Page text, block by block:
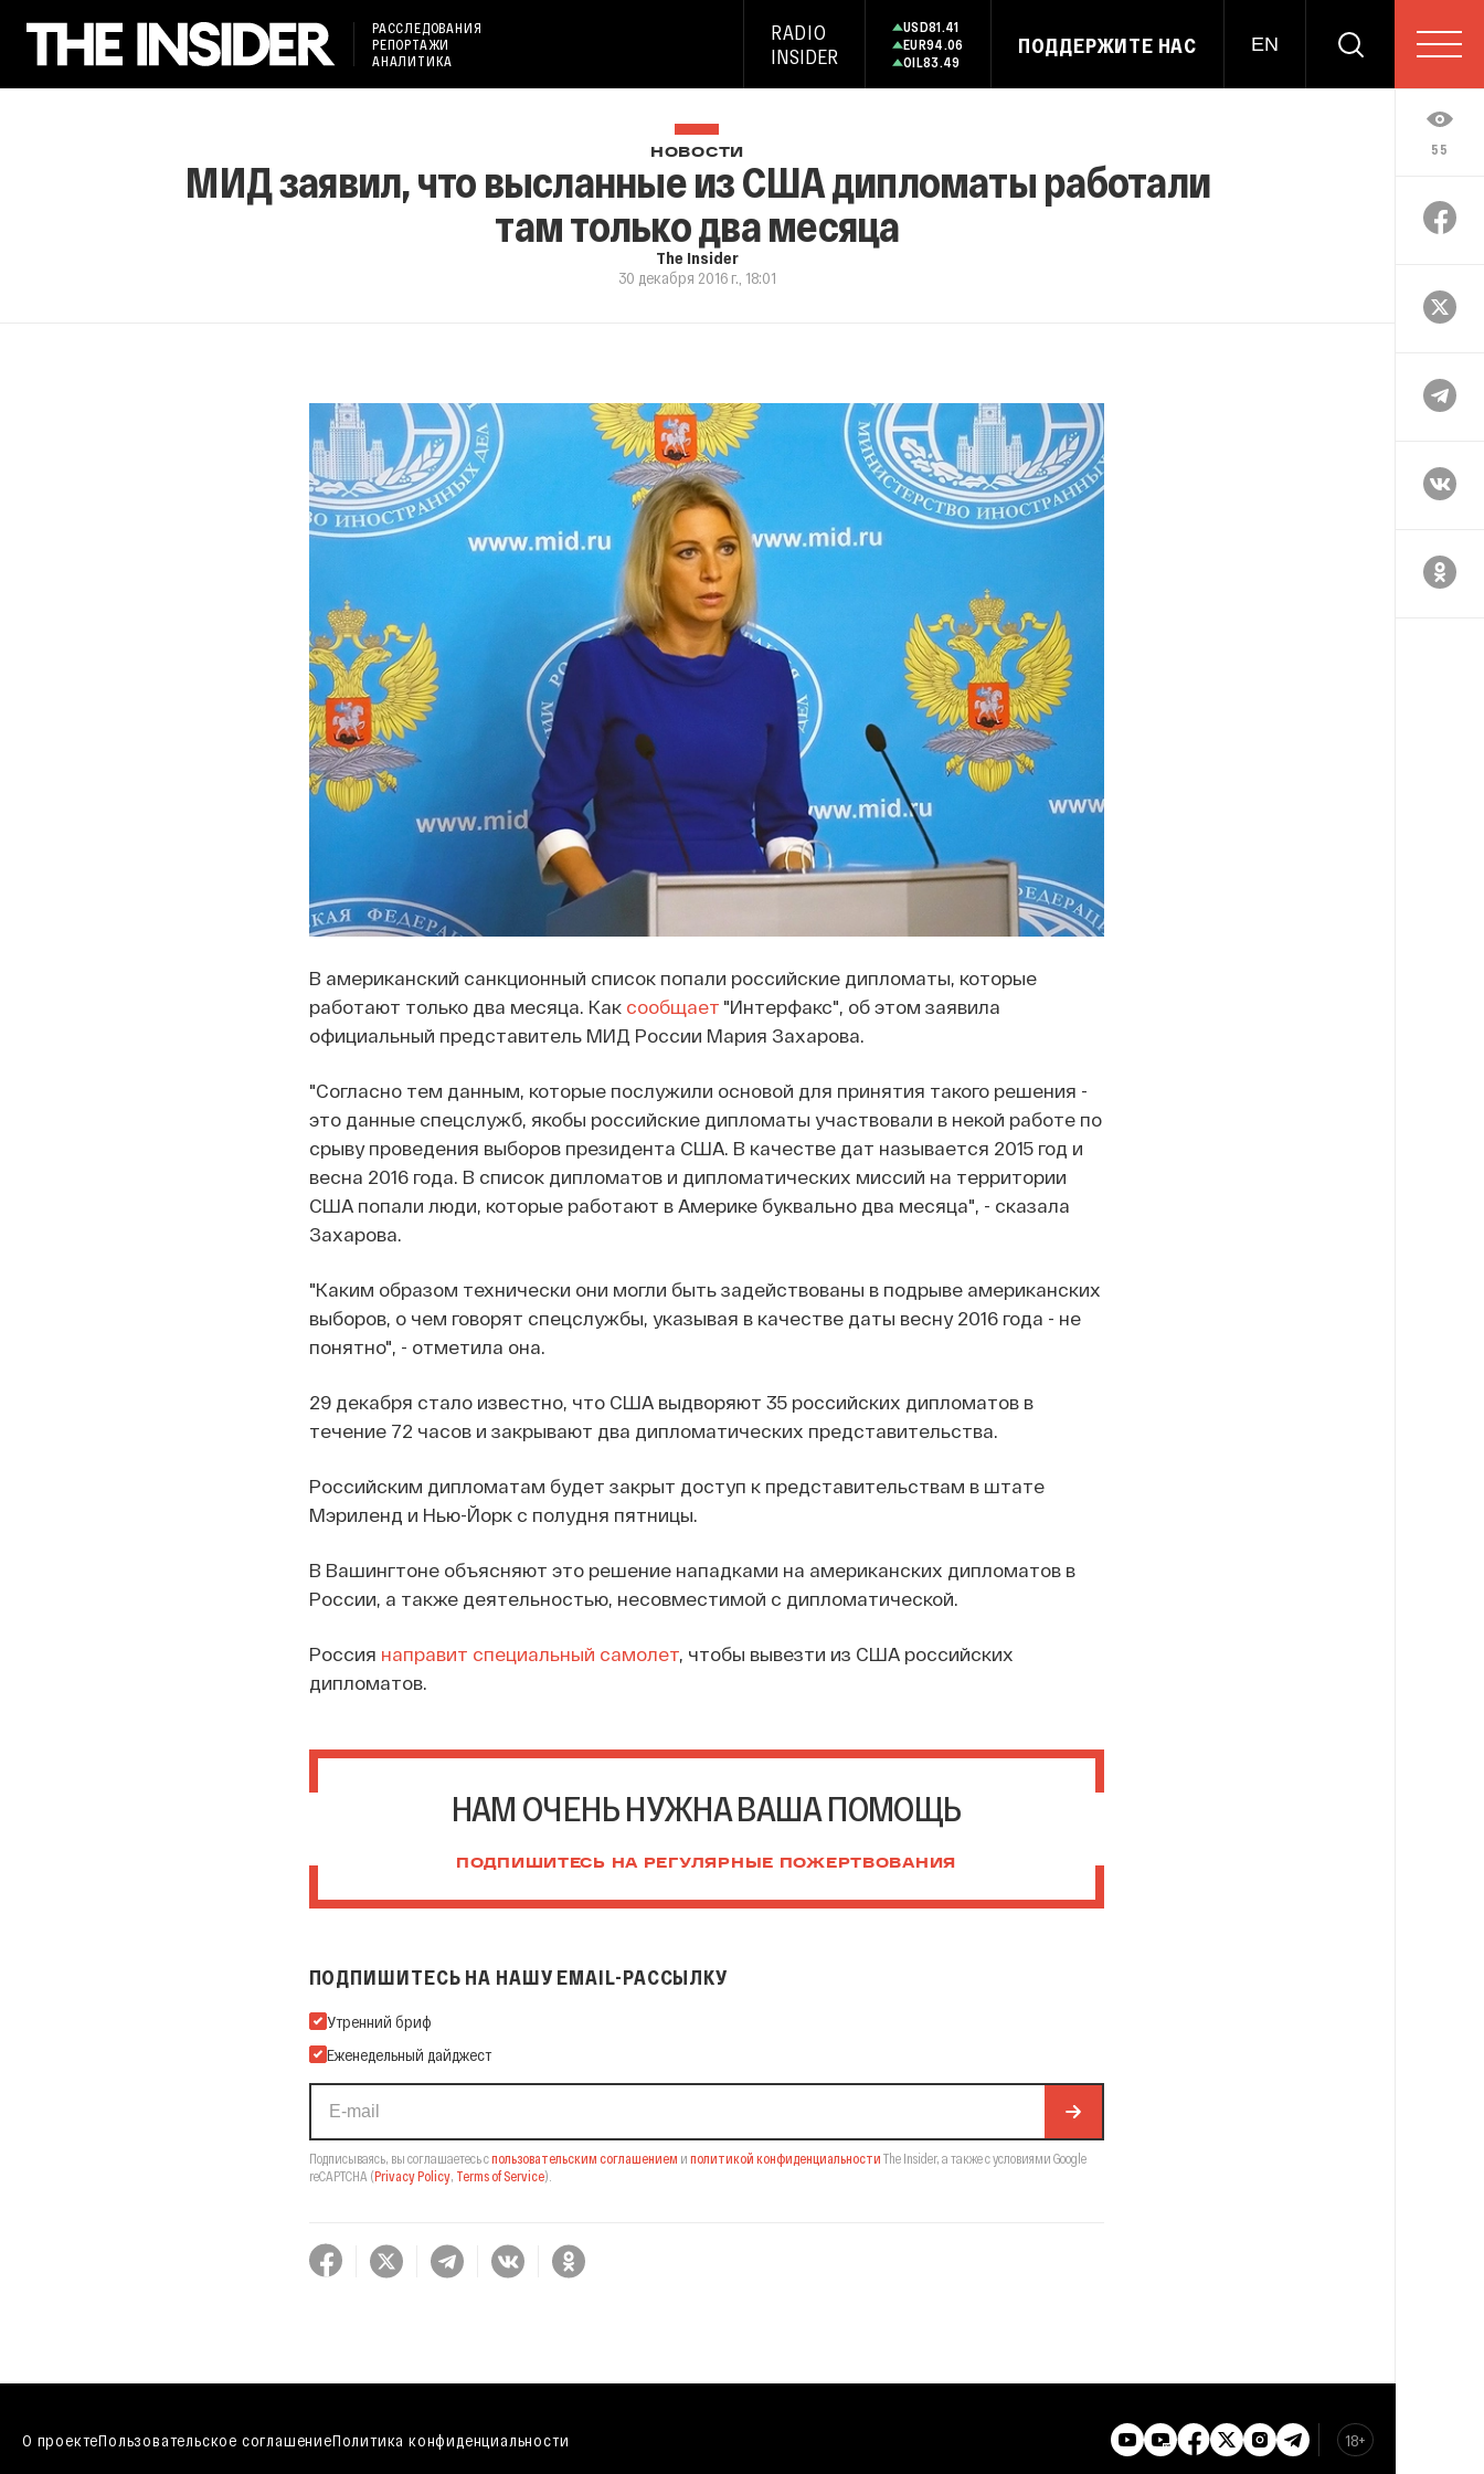
РАССЛЕДОВАНИЯ
РЕПОРТАЖИ
АНАЛИТИКА
RADIO
INSIDER
USD81.41
EUR94.06
OIL83.49
ПОДДЕРЖИТЕ НАС EN
55
НОВОСТИ
МИД заявил, что высланные из США дипломаты работали
там только два месяца
The Insider
30 декабря 2016 г., 18:01
В американский санкционный список попали российские дипломаты, которые
работают только два месяца. Как сообщает "Интерфакс", об этом заявила
официальный представитель МИД России Мария Захарова.
"Согласно тем данным, которые послужили основой для принятия такого решения -
это данные спецслужб, якобы российские дипломаты участвовали в некой работе по
срыву проведения выборов президента США. В качестве дат называется 2015 год и
весна 2016 года. В список дипломатов и дипломатических миссий на территории
США попали люди, которые работают в Америке буквально два месяца", - сказала
Захарова.
"Каким образом технически они могли быть задействованы в подрыве американских
выборов, о чем говорят спецслужбы, указывая в качестве даты весну 2016 года - не
понятно", - отметила она.
29 декабря стало известно, что США выдворяют 35 российских дипломатов в
течение 72 часов и закрывают два дипломатических представительства.
Российским дипломатам будет закрыт доступ к представительствам в штате
Мэриленд и Нью-Йорк с полудня пятницы.
В Вашингтоне объясняют это решение нападками на американских дипломатов в
России, а также деятельностью, несовместимой с дипломатической.
Россия направит специальный самолет, чтобы вывезти из США российских
дипломатов.
НАМ ОЧЕНЬ НУЖНА ВАША ПОМОЩЬ
ПОДПИШИТЕСЬ НА РЕГУЛЯРНЫЕ ПОЖЕРТВОВАНИЯ
ПОДПИШИТЕСЬ НА НАШУ EMAIL-РАССЫЛКУ
Подпишитесь на нашу Email-рассылку
Утренний бриф
Еженедельный дайджест
Подписываясь, вы соглашаетесь спользовательским соглашением и политикой конфиденциальности The Insider, а также с условиями Google
reCAPTCHA (Privacy Policy, Terms of Service).
О проектеПользовательское соглашениеПолитика конфиденциальности 18+